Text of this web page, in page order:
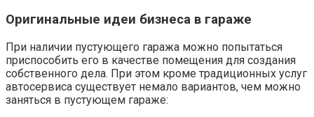
Оригинальные идеи бизнеса в гараже
При наличии пустующего гаража можно попытаться
приспособить его в качестве помещения для создания
собственного дела. При этом кроме традиционных услуг
автосервиса существует немало вариантов, чем можно
заняться в пустующем гараже: